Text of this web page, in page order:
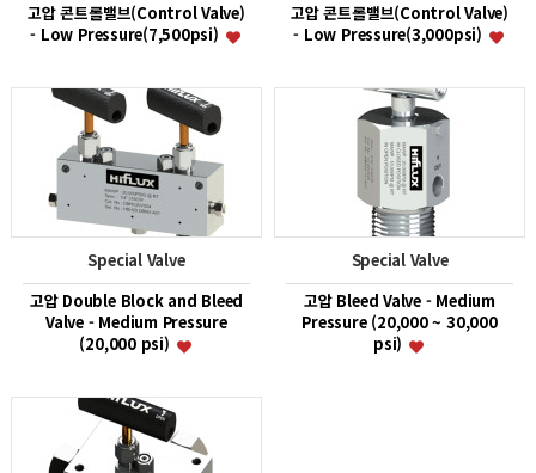
고압 콘트롤밸브(Control Valve)
- Low Pressure(7,500psi)
고압 콘트롤밸브(Control Valve)
- Low Pressure(3,000psi)
Special Valve
고압 Double Block and Bleed
Valve - Medium Pressure
(20,000 psi)
Special Valve
고압 Bleed Valve - Medium
Pressure (20,000 ~ 30,000
psi)